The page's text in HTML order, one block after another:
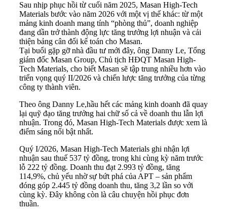
Sau nhịp phục hồi từ cuối năm 2025, Masan High-Tech
Materials bước vào năm 2026 với một vị thế khác: từ một
mảng kinh doanh mang tính “phòng thủ”, doanh nghiệp
đang dần trở thành động lực tăng trưởng lợi nhuận và cải
thiện bảng cân đối kế toán cho Masan.
Tại buổi gặp gỡ nhà đầu tư mới đây, ông Danny Le, Tổng
giám đốc Masan Group, Chủ tịch HĐQT Masan High-
Tech Materials, cho biết Masan sẽ tập trung nhiều hơn vào
triển vọng quý II/2026 và chiến lược tăng trưởng của từng
công ty thành viên.
Theo ông Danny Le,hầu hết các mảng kinh doanh đã quay
lại quỹ đạo tăng trưởng hai chữ số cả về doanh thu lẫn lợi
nhuận. Trong đó, Masan High-Tech Materials được xem là
điểm sáng nổi bật nhất.
Quý I/2026, Masan High-Tech Materials ghi nhận lợi
nhuận sau thuế 537 tỷ đồng, trong khi cùng kỳ năm trước
lỗ 222 tỷ đồng. Doanh thu đạt 2.993 tỷ đồng, tăng
114,9%, chủ yếu nhờ sự bứt phá của APT – sản phẩm
đóng góp 2.445 tỷ đồng doanh thu, tăng 3,2 lần so với
cùng kỳ. Đây không còn là câu chuyện hồi phục đơn
thuần.